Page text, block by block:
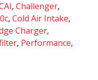
, Challenger,
, Cold Air Intake,
Charger,
, Performance,